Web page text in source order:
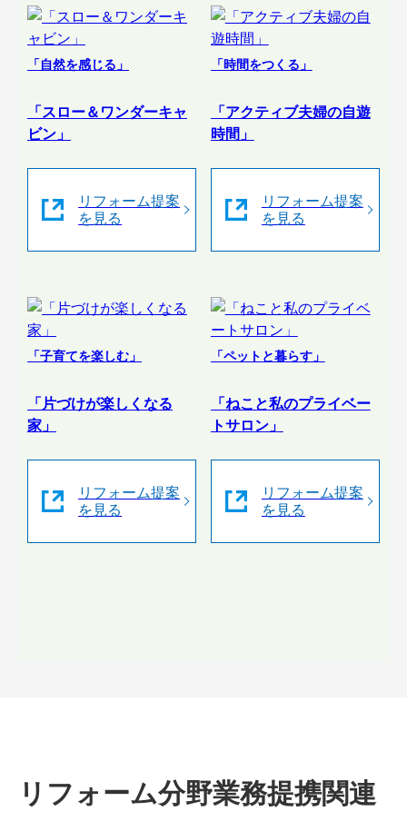
「自然を感じる」
「スロー＆ワンダーキャ
ビン」
リフォーム提案
を見る
「時間をつくる」
「アクティブ夫婦の自遊
時間」
リフォーム提案
を見る
「子育てを楽しむ」
「片づけが楽しくなる
家」
リフォーム提案
を見る
「ペットと暮らす」
「ねこと私のプライベー
トサロン」
リフォーム提案
を見る
リフォーム分野業務提携関連